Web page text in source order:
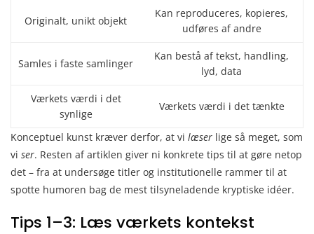
Originalt, unikt objekt
Kan reproduceres, kopieres,
udføres af andre
Samles i faste samlinger
Kan bestå af tekst, handling,
lyd, data
Værkets værdi i det
synlige
Værkets værdi i det tænkte
Konceptuel kunst kræver derfor, at vi læser lige så meget, som
vi ser. Resten af artiklen giver ni konkrete tips til at gøre netop
det – fra at undersøge titler og institutionelle rammer til at
spotte humoren bag de mest tilsyneladende kryptiske idéer.
Tips 1–3: Læs værkets kontekst